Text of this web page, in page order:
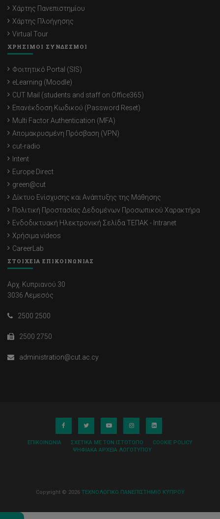
Χάρτης Πανεπιστημίου
Χάρτης Πλοήγησης
Virtual Tour
ΧΡΗΣΙΜΟΙ ΣΥΝΔΕΣΜΟΙ
Φοιτητικό Portal (SIS)
eLearning (Moodle)
CUT Mail (students and staff on Office365)
Επανέκδοση Κωδικού (Password Reset)
Multi Factor Authentication (MFA)
Απομακρυσμένη Πρόσβαση (VPN)
cut-radio
Intent
Europe Direct
green@cut
Δίκτυο Ενίσχυσης και Ανάπτυξης της Μάθησης
Πολιτική Προστασίας Δεδομένων Προσωπικού Χαρακτήρα
Ενδοδικτυακή Ηλεκτρονική Σελίδα ΤΕΠΑΚ - Intranet
Χρήσιμα videos
CareerLab
ΣΤΟΙΧΕΙΑ ΕΠΙΚΟΙΝΩΝΙΑΣ
Αρχ. Κυπριανού 30
3036 Λεμεσός
2500 2500
2500 2750
administration@cut.ac.cy
ΕΠΙΚΟΙΝΩΝΊΑ ΣΧΕΤΙΚΆ ΜΕ ΤΟΝ ΙΣΤΌΤΟΠΟ
COOKIE POLICY
ΨΗΦΙΑΚΆ ΑΡΧΕΊΑ ΛΟΓΌΤΥΠΟΥ
Copyright © 2026 ΤΕΧΝΟΛΟΓΙΚΟ ΠΑΝΕΠΙΣΤΗΜΙΟ ΚΥΠΡΟΥ